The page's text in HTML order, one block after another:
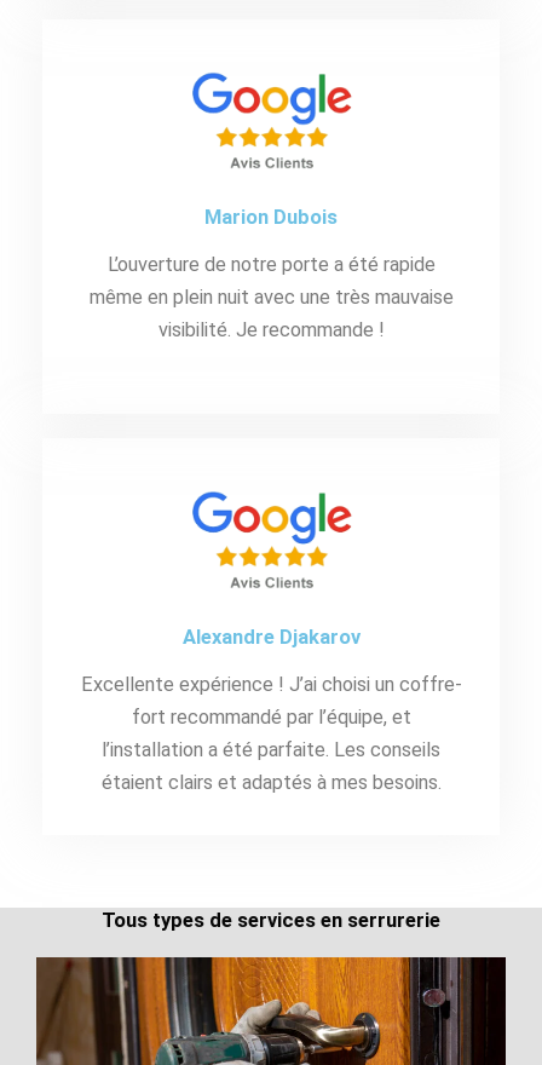
Marion Dubois
L’ouverture de notre porte a été rapide
même en plein nuit avec une très mauvaise
visibilité. Je recommande !
Alexandre Djakarov
Excellente expérience ! J’ai choisi un coffre-
fort recommandé par l’équipe, et
l’installation a été parfaite. Les conseils
étaient clairs et adaptés à mes besoins.
Tous types de services en serrurerie